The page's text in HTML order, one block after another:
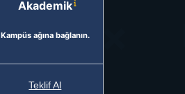
Akademik
Kampüs ağına bağlanın.
Teklif Al